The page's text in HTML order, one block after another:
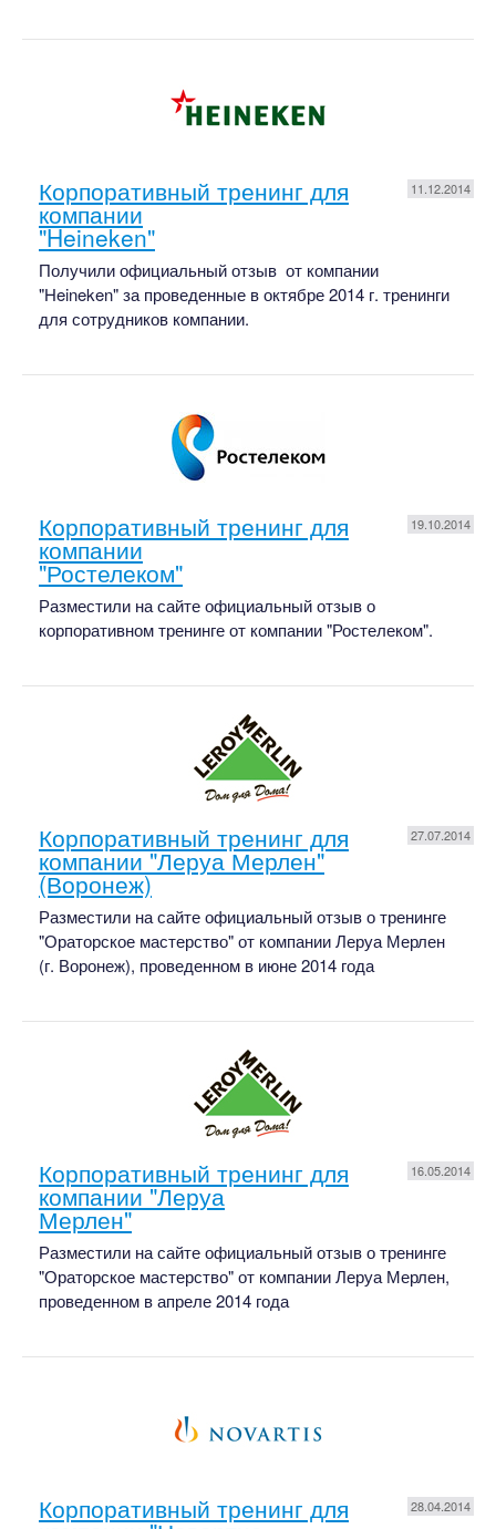
Корпоративный тренинг для
компании
"Heineken"
11.12.2014
Получили официальный отзыв от компании
"Heineken" за проведенные в октябре 2014 г. тренинги
для сотрудников компании.
Корпоративный тренинг для
компании
"Ростелеком"
19.10.2014
Разместили на сайте официальный отзыв о
корпоративном тренинге от компании "Ростелеком".
Корпоративный тренинг для
компании "Леруа Мерлен"
(Воронеж)
27.07.2014
Разместили на сайте официальный отзыв о тренинге
"Ораторское мастерство" от компании Леруа Мерлен
(г. Воронеж), проведенном в июне 2014 года
Корпоративный тренинг для
компании "Леруа
Мерлен"
16.05.2014
Разместили на сайте официальный отзыв о тренинге
"Ораторское мастерство" от компании Леруа Мерлен,
проведенном в апреле 2014 года
Корпоративный тренинг для 28.04.2014